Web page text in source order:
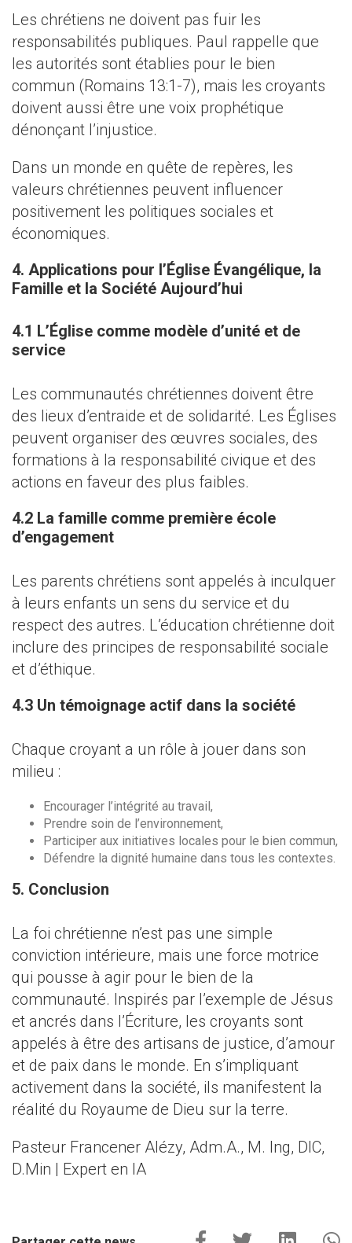
Les chrétiens ne doivent pas fuir les
responsabilités publiques. Paul rappelle que
les autorités sont établies pour le bien
commun (Romains 13:1-7), mais les croyants
doivent aussi être une voix prophétique
dénonçant l’injustice.
Dans un monde en quête de repères, les
valeurs chrétiennes peuvent influencer
positivement les politiques sociales et
économiques.
4. Applications pour l’Église Évangélique, la
Famille et la Société Aujourd’hui
4.1 L’Église comme modèle d’unité et de
service
Les communautés chrétiennes doivent être
des lieux d’entraide et de solidarité. Les Églises
peuvent organiser des œuvres sociales, des
formations à la responsabilité civique et des
actions en faveur des plus faibles.
4.2 La famille comme première école
d’engagement
Les parents chrétiens sont appelés à inculquer
à leurs enfants un sens du service et du
respect des autres. L’éducation chrétienne doit
inclure des principes de responsabilité sociale
et d’éthique.
4.3 Un témoignage actif dans la société
Chaque croyant a un rôle à jouer dans son
milieu :
Encourager l’intégrité au travail,
Prendre soin de l’environnement,
Participer aux initiatives locales pour le bien commun,
Défendre la dignité humaine dans tous les contextes.
5. Conclusion
La foi chrétienne n’est pas une simple
conviction intérieure, mais une force motrice
qui pousse à agir pour le bien de la
communauté. Inspirés par l’exemple de Jésus
et ancrés dans l’Écriture, les croyants sont
appelés à être des artisans de justice, d’amour
et de paix dans le monde. En s’impliquant
activement dans la société, ils manifestent la
réalité du Royaume de Dieu sur la terre.
Pasteur Francener Alézy, Adm.A., M. Ing, DIC,
D.Min | Expert en IA